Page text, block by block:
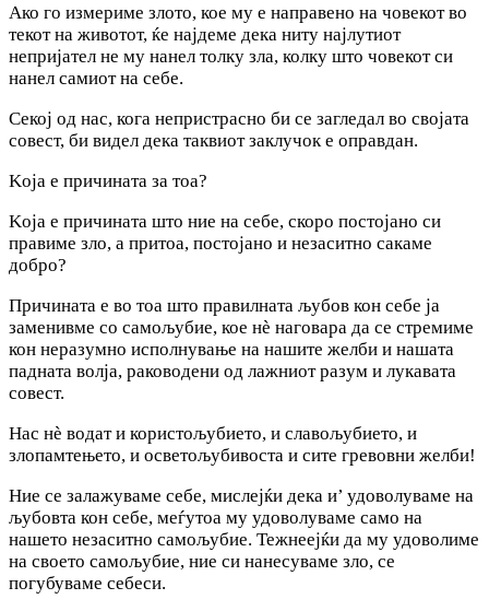
Ако го измериме злото, кое му е направено на човекот во
текот на животот, ќе најдеме дека ниту најлутиот
непријател не му нанел толку зла, колку што човекот си
нанел самиот на себе.
Секој од нас, кога непристрасно би се загледал во својата
совест, би видел дека таквиот заклучок е оправдан.
Koja e причината за тоа?
Koja e причината што ние на себе, скоро постојано си
правиме зло, а притоа, постојано и незаситно сакаме
добро?
Причината е во тоа што правилната љубов кон себе ја
заменивме co самољубие, кое нѐ наговара да се стремиме
кон неразумно исполнување на нашите желби и нашата
падната волја, раководени од лажниот разум и лукавата
совест.
Нас нѐ водат и користољубието, и славољубието, и
злопамтењето, и осветољубивоста и сите гревовни желби!
Ние се залажуваме себе, мислејќи дека и’ удоволуваме на
љубовта кон себе, меѓутоа му удоволуваме само на
нашето незаситно самољубие. Тежнеејќи да му удоволиме
на своето самољубие, ние си нанесуваме зло, се
погубуваме себеси.